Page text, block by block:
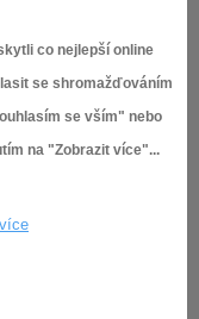
co nejlepší online
se shromažďováním
se vším" nebo
na "Zobrazit více"...
– Vyšehrad –